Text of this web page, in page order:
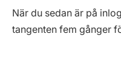
När du sedan är på
tangenten fem gånger